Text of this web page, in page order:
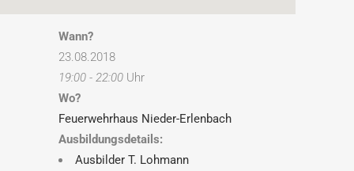
Wann?
23.08.2018
19:00 - 22:00 Uhr
Wo?
Feuerwehrhaus Nieder-Erlenbach
Ausbildungsdetails:
Ausbilder T. Lohmann